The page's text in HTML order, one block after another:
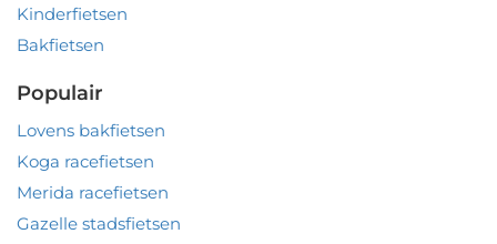
Kinderfietsen
Bakfietsen
Populair
Lovens bakfietsen
Koga racefietsen
Merida racefietsen
Gazelle stadsfietsen